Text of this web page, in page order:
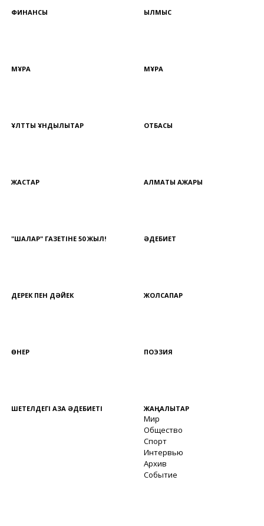
ФИНАНСЫ ҚЫЛМЫС
МҰРА МҰРА
ҰЛТТЫҚ ҚҰНДЫЛЫҚТАР ОТБАСЫ
ЖАСТАР АЛМАТЫ АЖАРЫ
"ШАЛҚАР" ГАЗЕТІНЕ 50 ЖЫЛ! ӘДЕБИЕТ
ДЕРЕК ПЕН ДӘЙЕК ЖОЛСАПАР
ӨНЕР ПОЭЗИЯ
ШЕТЕЛДЕГІ ҚАЗАҚ ӘДЕБИЕТІ ЖАҢАЛЫҚТАР
Мир
Общество
Спорт
Интервью
Архив
Событие